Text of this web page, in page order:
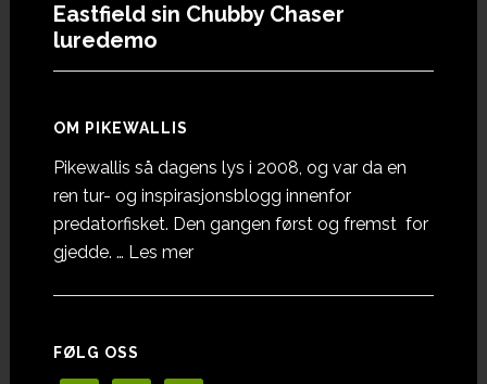
Eastfield sin Chubby Chaser
luredemo
OM PIKEWALLIS
Pikewallis så dagens lys i 2008, og var da en
ren tur- og inspirasjonsblogg innenfor
predatorfisket. Den gangen først og fremst for
gjedde. … Les meromOm
FØLG OSS